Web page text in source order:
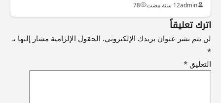
admin12 سنة مضت 78
اترك تعليقاً
لن يتم نشر عنوان بريدك الإلكتروني. الحقول الإلزامية مشار إليها بـ
*
التعليق *